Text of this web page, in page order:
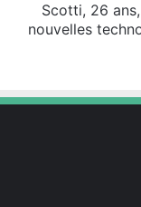
Scotti, 26
nouvelles